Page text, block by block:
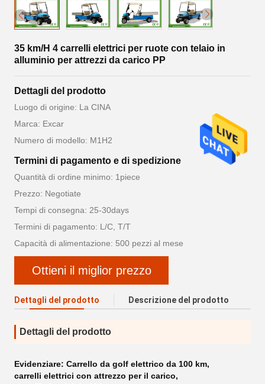
35 km/H 4 carrelli elettrici per ruote con telaio in
alluminio per attrezzi da carico PP
Dettagli del prodotto
Luogo di origine: La CINA
Marca: Excar
Numero di modello: M1H2
Termini di pagamento e di spedizione
Quantità di ordine minimo: 1piece
Prezzo: Negotiate
Tempi di consegna: 25-30days
Termini di pagamento: L/C, T/T
Capacità di alimentazione: 500 pezzi al mese
Ottieni il miglior prezzo
Dettagli del prodotto Descrizione del prodotto
Dettagli del prodotto
Evidenziare: Carrello da golf elettrico da 100 km,
carrelli elettrici con attrezzo per il carico,